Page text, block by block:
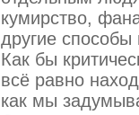
кумирство,
другие
Как бы
всё равно
как мы